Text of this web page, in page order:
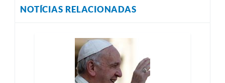
NOTÍCIAS RELACIONADAS